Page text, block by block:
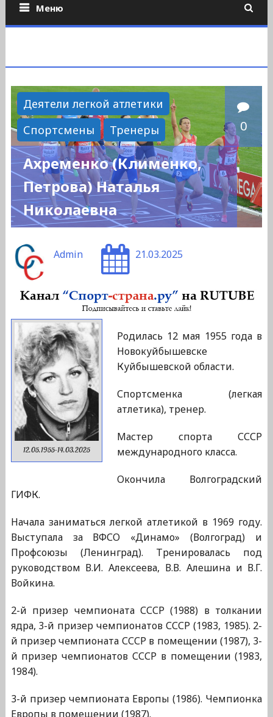
Меню
Деятели легкой атлетики
Спортсмены
Тренеры 0
Ахременко (Клименко,
Петрова) Наталья
Николаевна
Admin 21.03.2025
12.05.1955-14.03.2025
Родилась 12 мая 1955 года в
Новокуйбышевске
Куйбышевской области.
Спортсменка (легкая
атлетика), тренер.
Мастер спорта СССР
международного класса.
Окончила Волгоградский
ГИФК.
Начала заниматься легкой атлетикой в 1969 году.
Выступала за ВФСО «Динамо» (Волгоград) и
Профсоюзы (Ленинград). Тренировалась под
руководством В.И. Алексеева, В.В. Алешина и В.Г.
Войкина.
2-й призер чемпионата СССР (1988) в толкании
ядра, 3-й призер чемпионатов СССР (1983, 1985). 2-
й призер чемпионата СССР в помещении (1987), 3-
й призер чемпионатов СССР в помещении (1983,
1984).
3-й призер чемпионата Европы (1986). Чемпионка
Европы в помещении (1987).